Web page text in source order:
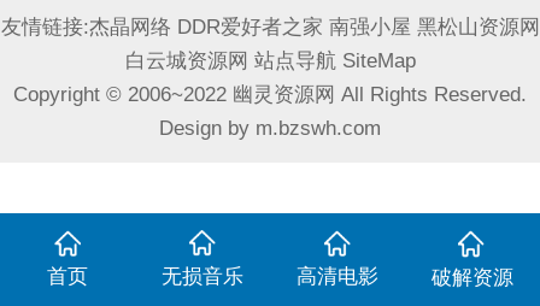
友情链接:杰晶网络 DDR爱好者之家 南强小屋 黑松山资源网
白云城资源网 站点导航 SiteMap
Copyright © 2006~2022 幽灵资源网 All Rights Reserved.
Design by m.bzswh.com
首页 无损音乐 高清电影 破解资源